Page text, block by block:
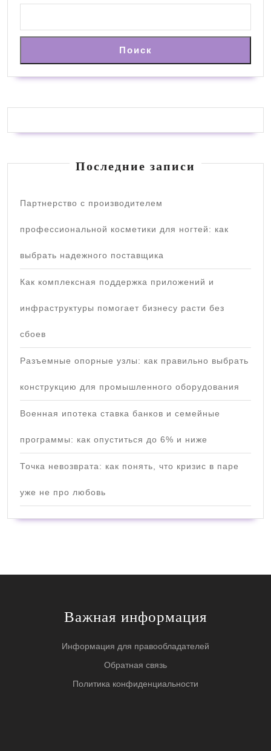
Поиск
Последние записи
Партнерство с производителем
профессиональной косметики для ногтей: как
выбрать надежного поставщика
Как комплексная поддержка приложений и
инфраструктуры помогает бизнесу расти без
сбоев
Разъемные опорные узлы: как правильно выбрать
конструкцию для промышленного оборудования
Военная ипотека ставка банков и семейные
программы: как опуститься до 6% и ниже
Точка невозврата: как понять, что кризис в паре
уже не про любовь
Важная информация
Информация для правообладателей
Обратная связь
Политика конфиденциальности